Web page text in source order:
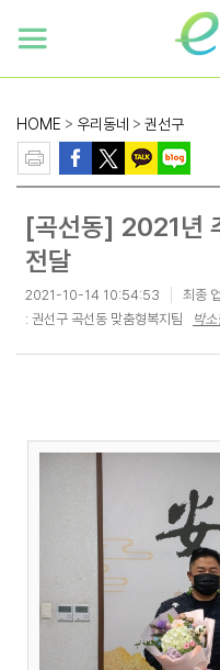
HOME > 우리동네 > 권선구
[곡선동] 2021년
전달
2021-10-14 10:54:53 최종
: 권선구 곡선동 맞춤형복지팀
박소